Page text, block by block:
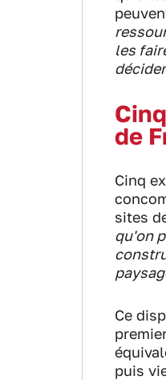
les
de
Cinq
sites
qu'on
Ce
puis